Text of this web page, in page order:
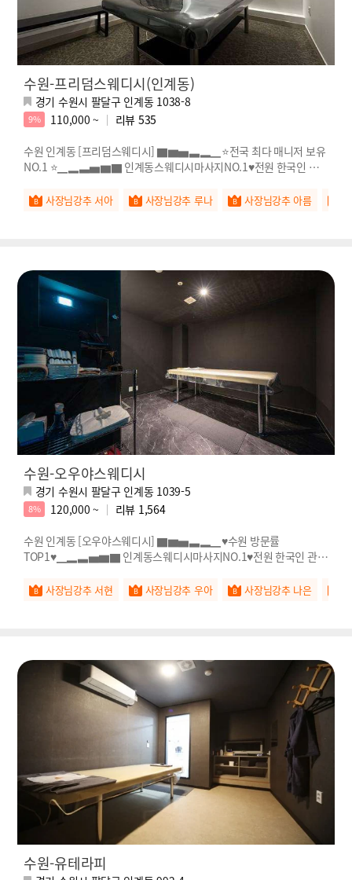
수원-프리덤스웨디시(인계동)
경기 수원시 팔달구 인계동 1038-8
9% 110,000 ~ 리뷰 535
수원 인계동 [프리덤스웨디시] ▇▆▅▃▂▁⭐전국 최다 매니저 보유
NO.1 ⭐▁▂▃▅▆▇ 인계동스웨디시마사지NO.1♥전원 한국인 관리
사장님강추 서아 사장님강추 루나 사장님강추 아름
수원-오우야스웨디시
경기 수원시 팔달구 인계동 1039-5
8% 120,000 ~ 리뷰 1,564
수원 인계동 [오우야스웨디시] ▇▆▅▃▂▁♥수원 방문률
TOP1♥▁▂▃▅▆▇ 인계동스웨디시마사지NO.1♥전원 한국인 관리
사장님강추 서현 사장님강추 우아 사장님강추 나은
수원-유테라피